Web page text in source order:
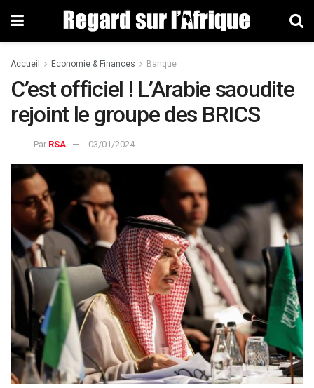
Accueil Economie & Finances Banque
C’est officiel ! L’Arabie saoudite
rejoint le groupe des BRICS
Par RSA 03/01/2024